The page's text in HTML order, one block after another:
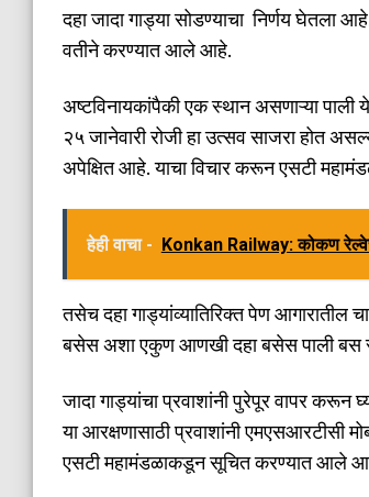
दहा जादा गाड्या सोडण्याचा निर्णय घेतला
वतीने करण्यात आले आहे.
अष्टविनायकांपैकी एक स्थान असणाऱ्या पाली
२५ जानेवारी रोजी हा उत्सव साजरा होत
अपेक्षित आहे. याचा विचार करून एसटी
हेही वाचा - Konkan Railway: कोकण
तसेच दहा गाड्यांव्यातिरिक्त पेण
बसेस अशा एकुण आणखी दहा बसेस पाली बस
जादा गाड्यांचा प्रवाशांनी पुरेपूर वापर
या आरक्षणासाठी प्रवाशांनी
एसटी महामंडळाकडून सूचित करण्यात आले